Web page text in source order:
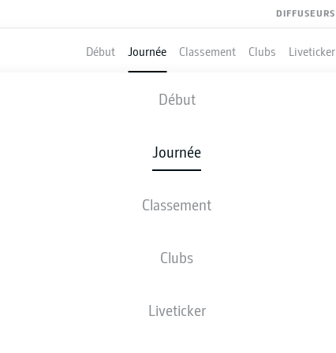
DIFFUSEURS
Début Journée Classement Clubs Liveticker
Début
Journée
Classement
Clubs
Liveticker
ELVERSBERG - M'GLADBACH
COMPOSITIONS STATISTIQUES